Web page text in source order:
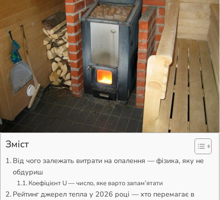
Зміст
Від чого залежать витрати на опалення — фізика, яку не
обдуриш
Коефіцієнт U — число, яке варто запам’ятати
Рейтинг джерел тепла у 2026 році — хто перемагає в